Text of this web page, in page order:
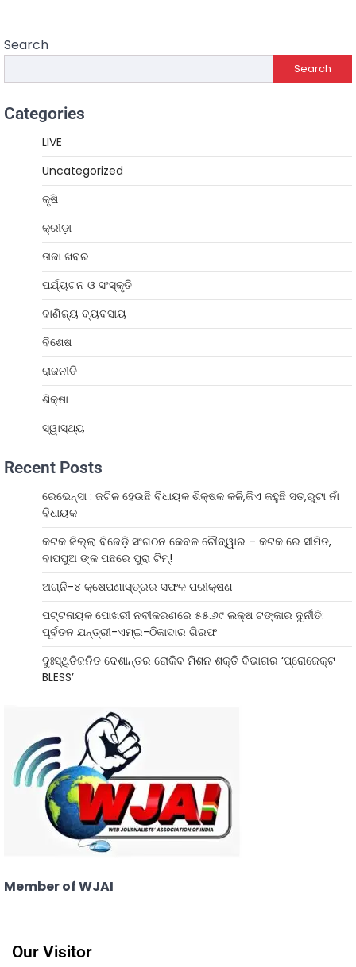
Search
Search
Categories
LIVE
Uncategorized
କୃଷି
କ୍ରୀଡ଼ା
ତାଜା ଖବର
ପର୍ଯ୍ୟଟନ ଓ ସଂସ୍କୃତି
ବାଣିଜ୍ୟ ବ୍ୟବସାୟ
ବିଶେଷ
ରାଜନୀତି
ଶିକ୍ଷା
ସ୍ୱାସ୍ଥ୍ୟ
Recent Posts
ରେଭେନ୍ସା : ଜଟିଳ ହେଉଛି ବିଧାୟକ ଶିକ୍ଷକ କଳି,କିଏ କହୁଛି ସତ,ରୁଟା ନାଁ
ବିଧାୟକ
କଟକ ଜିଲ୍ଲା ବିଜେଡ଼ି ସଂଗଠନ କେବଳ ଚୌଦ୍ୱାର – କଟକ ରେ ସୀମିତ,
ବାପପୁଅ ଙ୍କ ପଛରେ ପୁରା ଟିମ୍!
ଅଗ୍ନି-୪ କ୍ଷେପଣାସ୍ତ୍ରର ସଫଳ ପରୀକ୍ଷଣ
ପଟ୍ଟନାୟକ ପୋଖରୀ ନବୀକରଣରେ ୫୫.୬୯ ଲକ୍ଷ ଟଙ୍କାର ଦୁର୍ନୀତି:
ପୂର୍ବତନ ଯନ୍ତ୍ରୀ-ଏମ୍‌ଇ-ଠିକାଦାର ଗିରଫ
ଦୁଃସ୍ଥିତିଜନିତ ଦେଶାନ୍ତର ରୋକିବ ମିଶନ ଶକ୍ତି ବିଭାଗର ‘ପ୍ରୋଜେକ୍ଟ
BLESS’
Member of WJAI
Our Visitor